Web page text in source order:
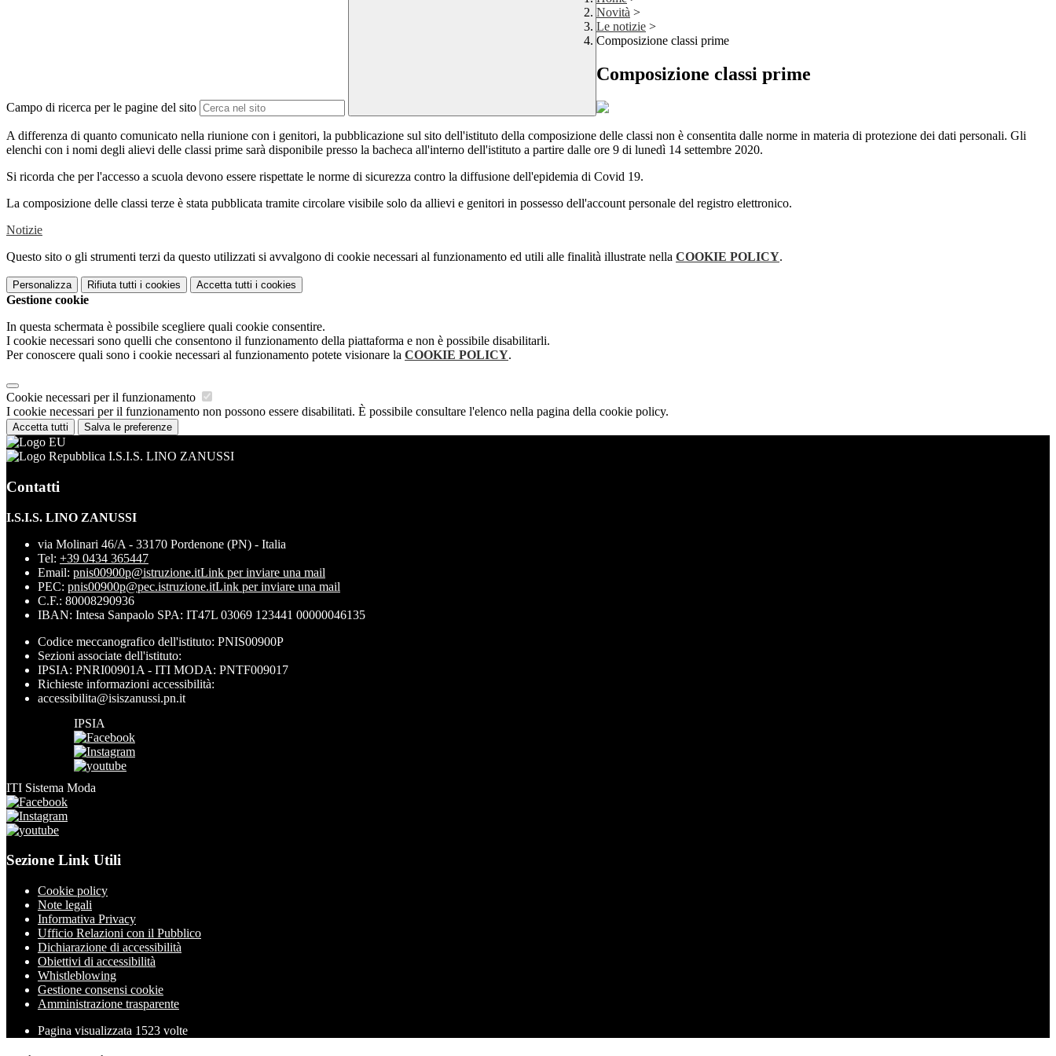
Campo di ricerca per le pagine del sito
Novità >
Le notizie >
Composizione classi prime
Composizione classi prime
A differenza di quanto comunicato nella riunione con i genitori, la pubblicazione sul sito dell'istituto della composizione delle classi non è consentita dalle norme in materia di protezione dei dati personali. Gli
elenchi con i nomi degli alievi delle classi prime sarà disponibile presso la bacheca all'interno dell'istituto a partire dalle ore 9 di lunedì 14 settembre 2020.
Si ricorda che per l'accesso a scuola devono essere rispettate le norme di sicurezza contro la diffusione dell'epidemia di Covid 19.
La composizione delle classi terze è stata pubblicata tramite circolare visibile solo da allievi e genitori in possesso dell'account personale del registro elettronico.
Notizie
Questo sito o gli strumenti terzi da questo utilizzati si avvalgono di cookie necessari al funzionamento ed utili alle finalità illustrate nella COOKIE POLICY.
Personalizza Rifiuta tutti i cookies Accetta tutti i cookies
Gestione cookie
In questa schermata è possibile scegliere quali cookie consentire.
I cookie necessari sono quelli che consentono il funzionamento della piattaforma e non è possibile disabilitarli.
Per conoscere quali sono i cookie necessari al funzionamento potete visionare la COOKIE POLICY.
Cookie necessari per il funzionamento
I cookie necessari per il funzionamento non possono essere disabilitati. È possibile consultare l'elenco nella pagina della cookie policy.
Accetta tutti Salva le preferenze
I.S.I.S. LINO ZANUSSI
Contatti
I.S.I.S. LINO ZANUSSI
via Molinari 46/A - 33170 Pordenone (PN) - Italia
Tel: +39 0434 365447
Email: pnis00900p@istruzione.itLink per inviare una mail
PEC: pnis00900p@pec.istruzione.itLink per inviare una mail
C.F.: 80008290936
IBAN: Intesa Sanpaolo SPA: IT47L 03069 123441 00000046135
Codice meccanografico dell'istituto: PNIS00900P
Sezioni associate dell'istituto:
IPSIA: PNRI00901A - ITI MODA: PNTF009017
Richieste informazioni accessibilità:
accessibilita@isiszanussi.pn.it
IPSIA
ITI Sistema Moda
Sezione Link Utili
Cookie policy
Note legali
Informativa Privacy
Ufficio Relazioni con il Pubblico
Dichiarazione di accessibilità
Obiettivi di accessibilità
Whistleblowing
Gestione consensi cookie
Amministrazione trasparente
Pagina visualizzata 1523 volte